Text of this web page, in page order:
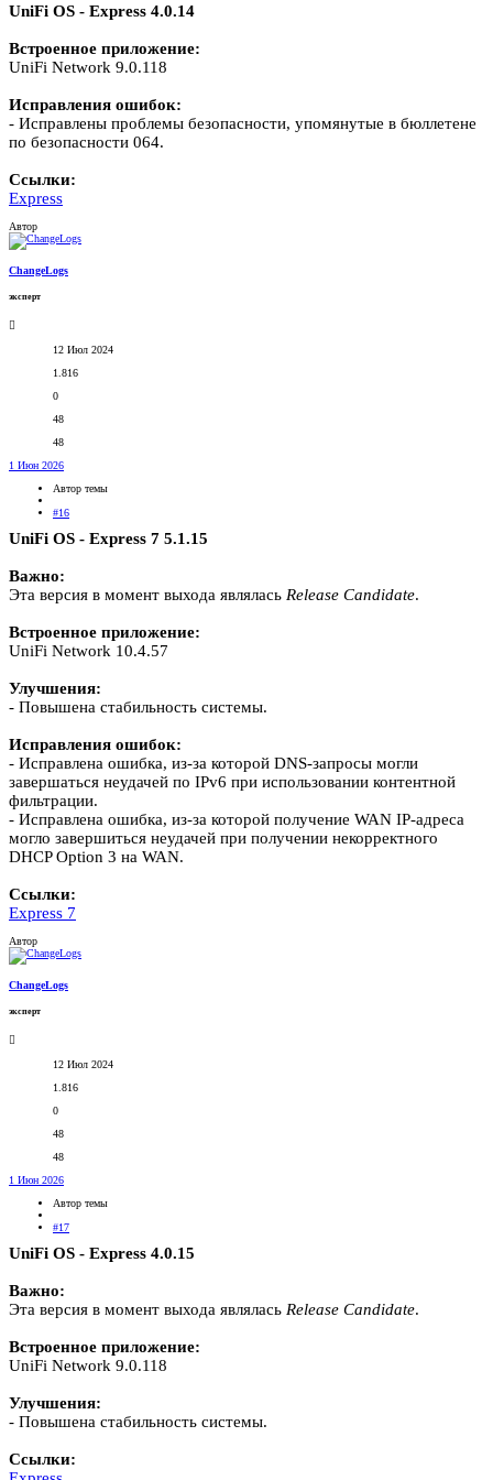
UniFi OS - Express 4.0.14
Встроенное приложение:
UniFi Network 9.0.118
Исправления ошибок:
- Исправлены проблемы безопасности, упомянутые в бюллетене
по безопасности 064.
Ссылки:
Express
Автор
ChangeLogs
эксперт
12 Июл 2024
1.816
0
48
48
1 Июн 2026
Автор темы
#16
UniFi OS - Express 7 5.1.15
Важно:
Эта версия в момент выхода являлась Release Candidate.
Встроенное приложение:
UniFi Network 10.4.57
Улучшения:
- Повышена стабильность системы.
Исправления ошибок:
- Исправлена ошибка, из-за которой DNS-запросы могли
завершаться неудачей по IPv6 при использовании контентной
фильтрации.
- Исправлена ошибка, из-за которой получение WAN IP-адреса
могло завершиться неудачей при получении некорректного
DHCP Option 3 на WAN.
Ссылки:
Express 7
Автор
ChangeLogs
эксперт
12 Июл 2024
1.816
0
48
48
1 Июн 2026
Автор темы
#17
UniFi OS - Express 4.0.15
Важно:
Эта версия в момент выхода являлась Release Candidate.
Встроенное приложение:
UniFi Network 9.0.118
Улучшения:
- Повышена стабильность системы.
Ссылки: